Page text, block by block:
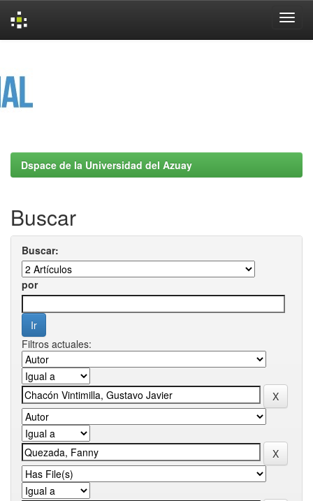
Dspace de la Universidad del Azuay
Buscar
Buscar:
por
Filtros actuales: